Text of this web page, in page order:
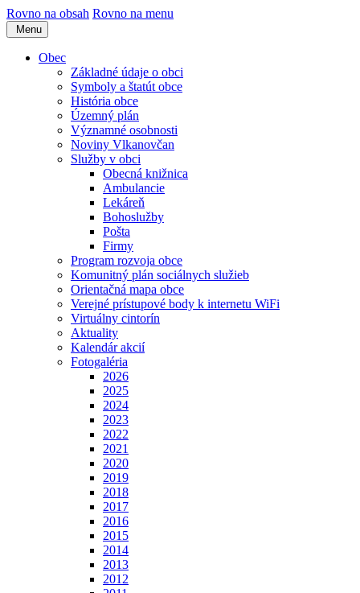
Rovno na obsah Rovno na menu
Menu
Obec
Základné údaje o obci
Symboly a štatút obce
História obce
Územný plán
Významné osobnosti
Noviny Vlkanovčan
Služby v obci
Obecná knižnica
Ambulancie
Lekáreň
Bohoslužby
Pošta
Firmy
Program rozvoja obce
Komunitný plán sociálnych služieb
Orientačná mapa obce
Verejné prístupové body k internetu WiFi
Virtuálny cintorín
Aktuality
Kalendár akcií
Fotogaléria
2026
2025
2024
2023
2022
2021
2020
2019
2018
2017
2016
2015
2014
2013
2012